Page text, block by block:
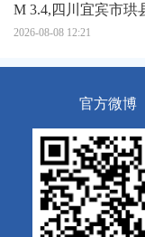
M 3.4,四川宜宾市珙
2026-08-08 12:21
官方微博